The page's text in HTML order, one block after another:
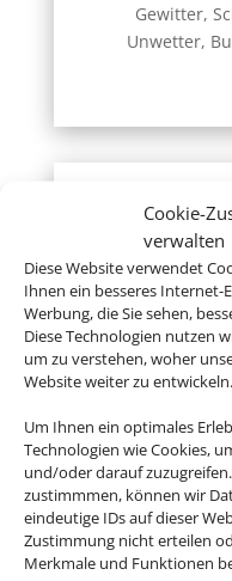
Cookie-
verwalten
Diese Website verwendet
Ihnen ein besseres Internet-
Werbung, die Sie sehen,
Diese Technologien nutzen
um zu verstehen, woher
Website weiter zu entwickeln.
Um Ihnen ein optimales
Technologien wie Cookies,
und/oder darauf
zustimmmen, können wir
eindeutige IDs auf dieser
Zustimmung nicht erteilen
Merkmale und Funktionen
Gewitter,
Unwetter,
Hier
Hier gibt´s
und